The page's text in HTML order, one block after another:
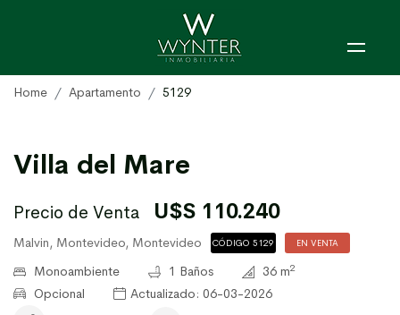
Home Apartamento 5129
Villa del Mare
Precio de Venta U$S 110.240
Malvi­n, Montevideo, Montevideo CÓDIGO 5129 EN VENTA
Monoambiente 1 Baños 36 m2
Opcional Actualizado: 06-03-2026